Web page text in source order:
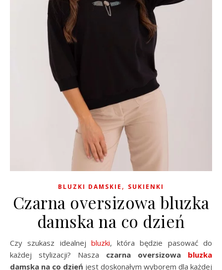
BLUZKI DAMSKIE , SUKIENKI
Czarna oversizowa bluzka
damska na co dzień
Czy szukasz idealnej bluzki, która będzie pasować do
każdej stylizacji? Nasza czarna oversizowa bluzka
damska na co dzień jest doskonałym wyborem dla każdej